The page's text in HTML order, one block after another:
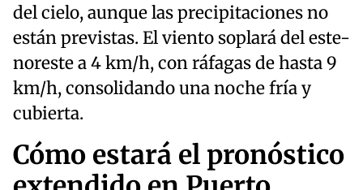
del cielo, aunque las precipitaciones no
están previstas. El viento soplará del este-
noreste a 4 km/h, con ráfagas de hasta 9
km/h, consolidando una noche fría y
cubierta.
Cómo estará el pronóstico